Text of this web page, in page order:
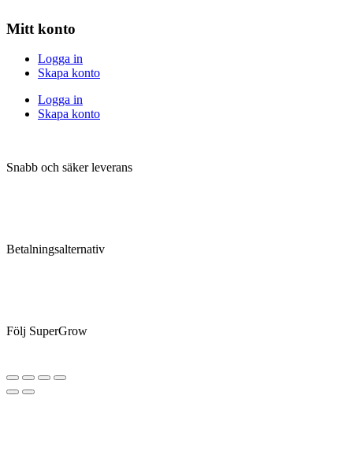
Mitt konto
Logga in
Skapa konto
Logga in
Skapa konto
Snabb och säker leverans
Betalningsalternativ
Följ SuperGrow